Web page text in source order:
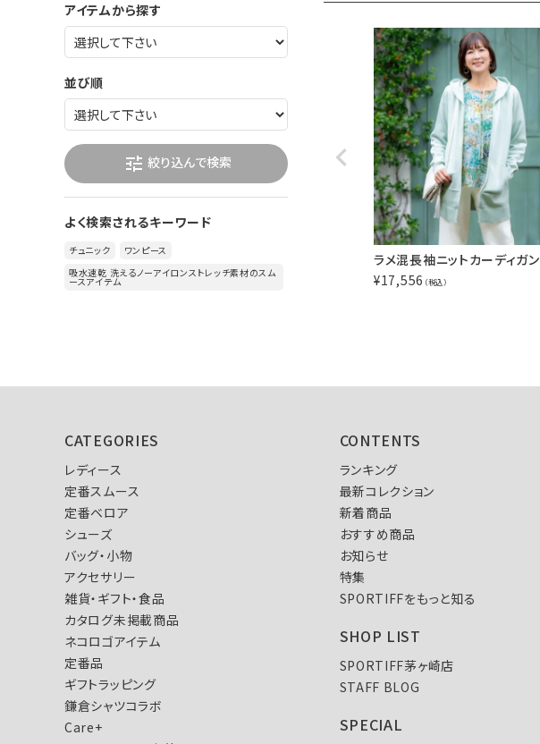
アイテムから探す
並び順
tune 絞り込んで検索
よく検索されるキーワード
チュニック
ワンピース
吸水速乾 洗えるノーアイロンストレッチ素材のスム
ースアイテム
ラメ混長袖ニットカーディガン
¥17,556 （税込）
CATEGORIES
レディース
定番スムース
定番ベロア
シューズ
バッグ・小物
アクセサリー
雑貨・ギフト・食品
カタログ未掲載商品
ネコロゴアイテム
定番品
ギフトラッピング
鎌倉シャツコラボ
Care+
CONTENTS
ランキング
最新コレクション
新着商品
おすすめ商品
お知らせ
特集
SPORTIFFをもっと知る
SHOP LIST
SPORTIFF茅ヶ崎店
STAFF BLOG
SPECIAL